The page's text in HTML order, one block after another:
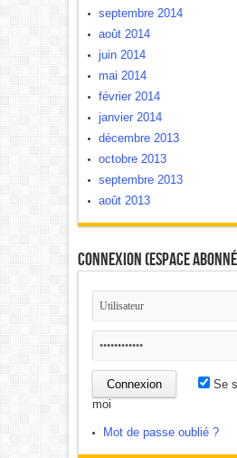
septembre 2014
août 2014
juin 2014
mai 2014
février 2014
janvier 2014
décembre 2013
octobre 2013
septembre 2013
août 2013
Connexion (Espace
Se
moi
Mot de passe oublié ?